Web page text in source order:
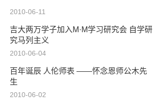
2010-06-11
吉大两万学子加入M·M学习研究会 自学研
究马列主义
2010-06-04
百年诞辰 人伦师表 ——怀念恩师公木先
生
2010-06-02